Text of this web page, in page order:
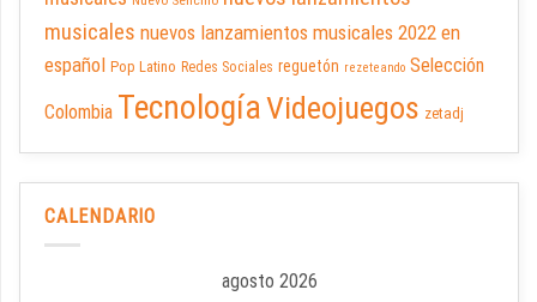
musicales nuevos lanzamientos musicales 2022 en
español Pop Latino Redes Sociales reguetón rezeteando Selección
Colombia TecnologíaVideojuegos zetadj
CALENDARIO
agosto 2026